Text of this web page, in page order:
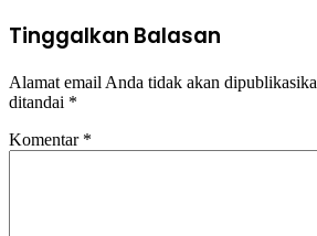
Tinggalkan Balasan
Alamat email Anda tidak akan
ditandai *
Komentar *